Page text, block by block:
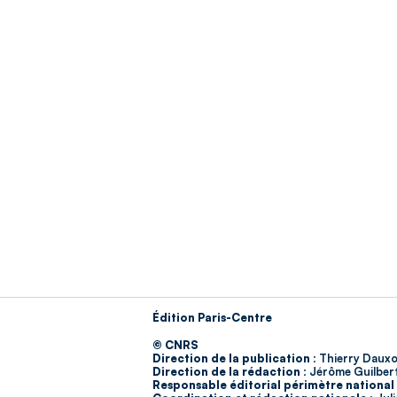
Édition Paris-Centre
© CNRS
Direction de la publication : Thierry
Direction de la rédaction : Jérôme
Responsable éditorial périmètre national